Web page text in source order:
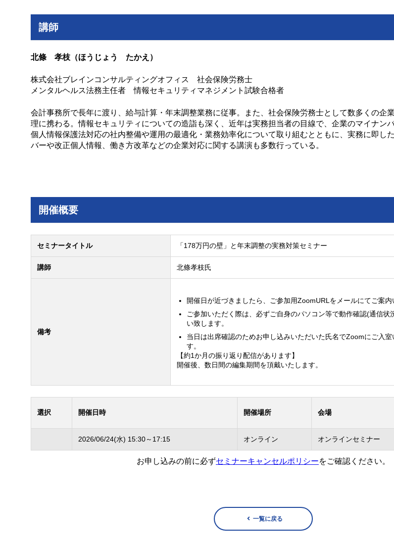
講師
北條 孝枝（ほうじょう たかえ）
株式会社ブレインコンサルティングオフィス 社会保険労務士
メンタルヘルス法務主任者 情報セキュリティマネジメント試験合格者
会計事務所で長年に渡り、給与計算・年末調整業務に従事。また、社会保険労務士として数多くの企
理に携わる。情報セキュリティについての造詣も深く、近年は実務担当者の目線で、企業のマイナン
個人情報保護法対応の社内整備や運用の最適化・業務効率化について取り組むとともに、実務に即し
バーや改正個人情報、働き方改革などの企業対応に関する講演も多数行っている。
開催概要
セミナータイトル 「178万円の壁」と年末調整の実務対策セミナー
講師 北條孝枝氏
備考
開催日が近づきましたら、ご参加用ZoomURLをメールにてご案内
ご参加いただく際は、必ずご自身のパソコン等で動作確認(通信状
い致します。
当日は出席確認のためお申し込みいただいた氏名でZoomにご入
す。
【約1か月の振り返り配信があります】
開催後、数日間の編集期間を頂戴いたします。
選択 開催日時 開催場所 会場
2026/06/24(水) 15:30～17:15 オンライン オンラインセミナー
お申し込みの前に必ずセミナーキャンセルポリシーをご確認ください。
一覧に戻る